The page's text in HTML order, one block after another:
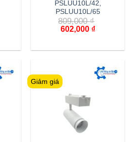
PSLUU10L/42,
PSLUU10L/65
809,000₫
Giá
809,000 ₫.
602,000 ₫Giá
là:
Giảm giá